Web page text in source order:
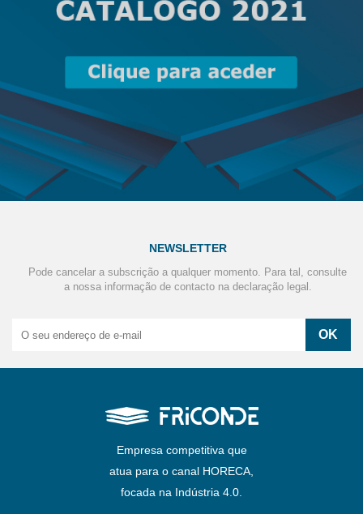
NEWSLETTER
Pode cancelar a subscrição a qualquer momento. Para tal, consulte
a nossa informação de contacto na declaração legal.
Empresa competitiva que
atua para o canal HORECA,
focada na Indústria 4.0.